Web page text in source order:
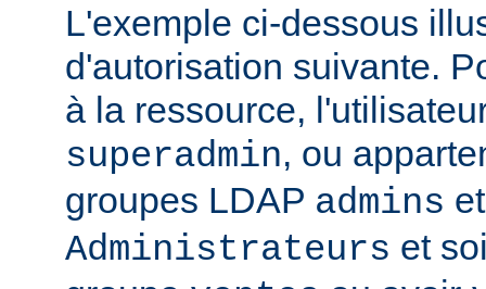
L'exemple ci-dessous
d'autorisation suivante.
à la ressource,
superadmin, ou
groupes LDAP admins et
Administrateurs et